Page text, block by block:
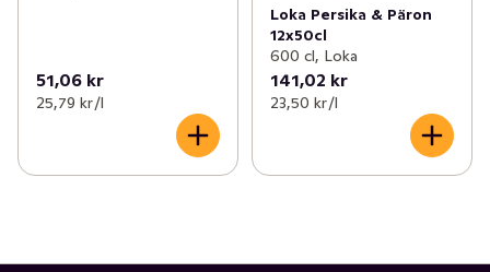
51,06 kr
25,79 kr /l
Loka Persika & Päron
12x50cl
600 cl, Loka
141,02 kr
23,50 kr /l